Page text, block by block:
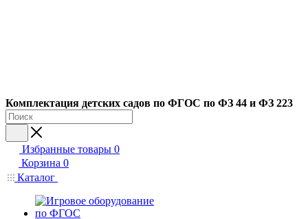
Комплектация детских садов по ФГОC по ФЗ 44 и ФЗ 223
Избранные товары 0
Корзина 0
Каталог